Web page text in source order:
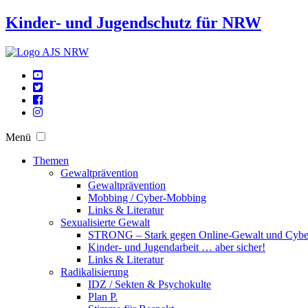
Kinder- und Jugendschutz für NRW
Menü
Themen
Gewaltprävention
Gewaltprävention
Mobbing / Cyber-Mobbing
Links & Literatur
Sexualisierte Gewalt
STRONG – Stark gegen Online-Gewalt und
Kinder- und Jugendarbeit … aber sicher!
Links & Literatur
Radikalisierung
IDZ / Sekten & Psychokulte
Plan P.